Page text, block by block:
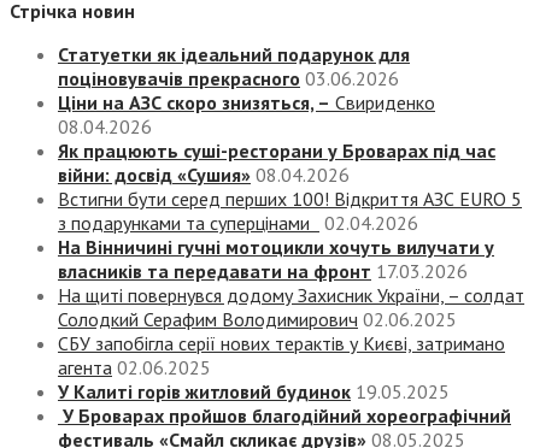
Стрічка новин
Статуетки як ідеальний подарунок для
поціновувачів прекрасного 03.06.2026
Ціни на АЗС скоро знизяться, – Свириденко
08.04.2026
Як працюють суші-ресторани у Броварах під час
війни: досвід «Сушия» 08.04.2026
Встигни бути серед перших 100! Відкриття АЗС EURO 5
з подарунками та суперцінами
02.04.2026
На Вінничині гучні мотоцикли хочуть вилучати у
власників та передавати на фронт 17.03.2026
На щиті повернувся додому Захисник України, – солдат
Солодкий Серафим Володимирович 02.06.2025
СБУ запобігла серії нових терактів у Києві, затримано
агента 02.06.2025
У Калиті горів житловий будинок 19.05.2025
У Броварах пройшов благодійний хореографічний
фестиваль «Смайл скликає друзів» 08.05.2025